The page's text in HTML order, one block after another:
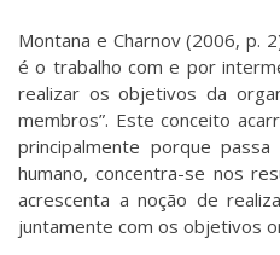
Montana e Charnov (2006, p.
é o trabalho com e por
realizar os objetivos da
membros”. Este conceito
principalmente porque
humano, concentra-se nos
acrescenta a noção de
juntamente com os objetivos